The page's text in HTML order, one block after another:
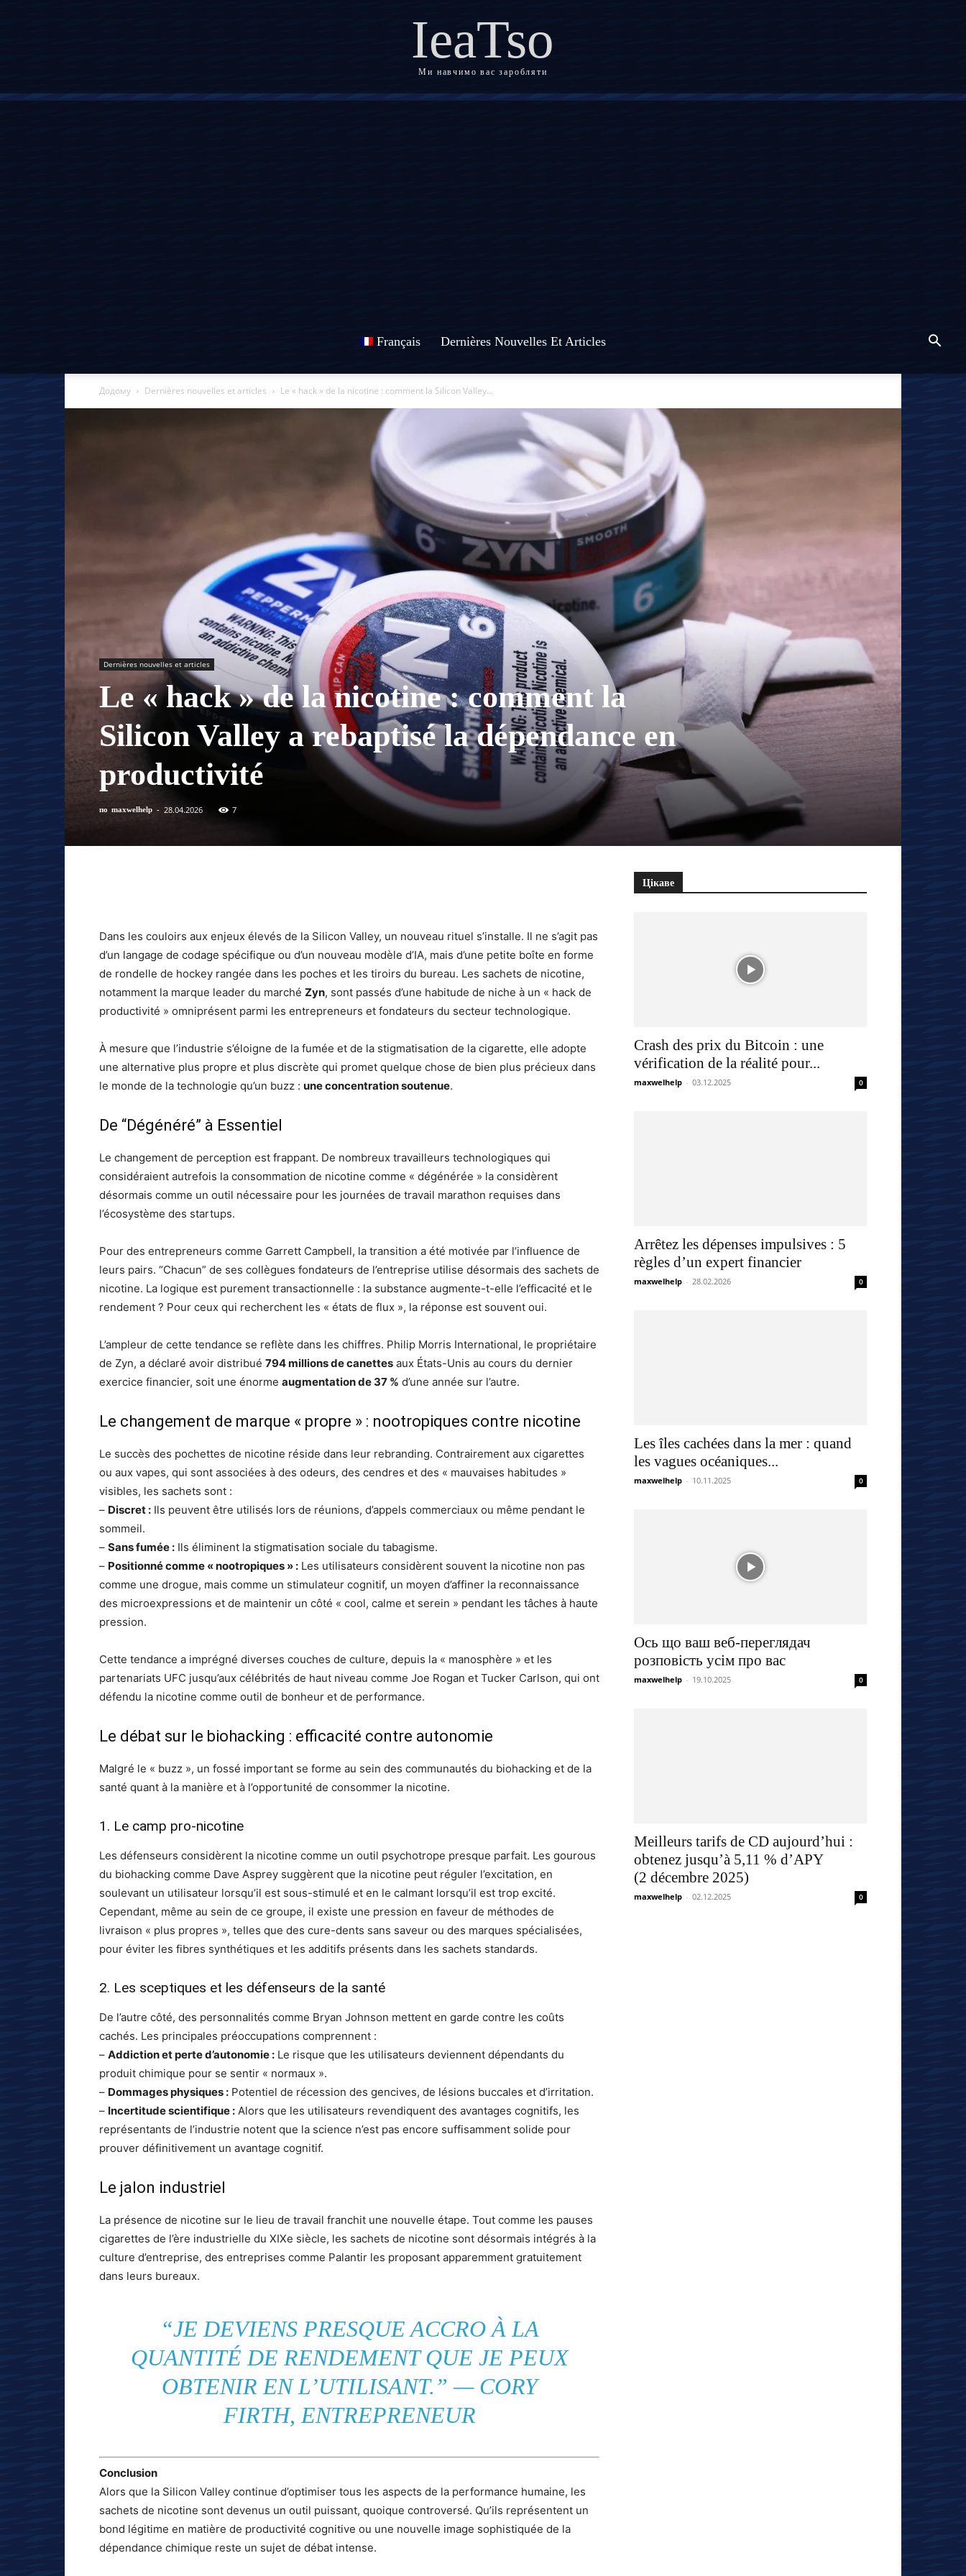
IeaTso
Ми навчимо вас заробляти
Français Dernières Nouvelles Et Articles
Додому Dernières nouvelles et articles Le « hack » de la nicotine : comment la Silicon Valley...
Dernières nouvelles et articles
Le « hack » de la nicotine : comment la
Silicon Valley a rebaptisé la dépendance en
productivité
по maxwelhelp - 28.04.2026 7
Dans les couloirs aux enjeux élevés de la Silicon Valley, un nouveau rituel s’installe. Il ne s’agit pas
d’un langage de codage spécifique ou d’un nouveau modèle d’IA, mais d’une petite boîte en forme
de rondelle de hockey rangée dans les poches et les tiroirs du bureau. Les sachets de nicotine,
notamment la marque leader du marché Zyn, sont passés d’une habitude de niche à un « hack de
productivité » omniprésent parmi les entrepreneurs et fondateurs du secteur technologique.
À mesure que l’industrie s’éloigne de la fumée et de la stigmatisation de la cigarette, elle adopte
une alternative plus propre et plus discrète qui promet quelque chose de bien plus précieux dans
le monde de la technologie qu’un buzz : une concentration soutenue.
De “Dégénéré” à Essentiel
Le changement de perception est frappant. De nombreux travailleurs technologiques qui
considéraient autrefois la consommation de nicotine comme « dégénérée » la considèrent
désormais comme un outil nécessaire pour les journées de travail marathon requises dans
l’écosystème des startups.
Pour des entrepreneurs comme Garrett Campbell, la transition a été motivée par l’influence de
leurs pairs. “Chacun” de ses collègues fondateurs de l’entreprise utilise désormais des sachets de
nicotine. La logique est purement transactionnelle : la substance augmente-t-elle l’efficacité et le
rendement ? Pour ceux qui recherchent les « états de flux », la réponse est souvent oui.
L’ampleur de cette tendance se reflète dans les chiffres. Philip Morris International, le propriétaire
de Zyn, a déclaré avoir distribué 794 millions de canettes aux États-Unis au cours du dernier
exercice financier, soit une énorme augmentation de 37 % d’une année sur l’autre.
Le changement de marque « propre » : nootropiques contre nicotine
Le succès des pochettes de nicotine réside dans leur rebranding. Contrairement aux cigarettes
ou aux vapes, qui sont associées à des odeurs, des cendres et des « mauvaises habitudes »
visibles, les sachets sont :
– Discret : Ils peuvent être utilisés lors de réunions, d’appels commerciaux ou même pendant le
sommeil.
– Sans fumée : Ils éliminent la stigmatisation sociale du tabagisme.
– Positionné comme « nootropiques » : Les utilisateurs considèrent souvent la nicotine non pas
comme une drogue, mais comme un stimulateur cognitif, un moyen d’affiner la reconnaissance
des microexpressions et de maintenir un côté « cool, calme et serein » pendant les tâches à haute
pression.
Cette tendance a imprégné diverses couches de culture, depuis la « manosphère » et les
partenariats UFC jusqu’aux célébrités de haut niveau comme Joe Rogan et Tucker Carlson, qui ont
défendu la nicotine comme outil de bonheur et de performance.
Le débat sur le biohacking : efficacité contre autonomie
Malgré le « buzz », un fossé important se forme au sein des communautés du biohacking et de la
santé quant à la manière et à l’opportunité de consommer la nicotine.
1. Le camp pro-nicotine
Les défenseurs considèrent la nicotine comme un outil psychotrope presque parfait. Les gourous
du biohacking comme Dave Asprey suggèrent que la nicotine peut réguler l’excitation, en
soulevant un utilisateur lorsqu’il est sous-stimulé et en le calmant lorsqu’il est trop excité.
Cependant, même au sein de ce groupe, il existe une pression en faveur de méthodes de
livraison « plus propres », telles que des cure-dents sans saveur ou des marques spécialisées,
pour éviter les fibres synthétiques et les additifs présents dans les sachets standards.
2. Les sceptiques et les défenseurs de la santé
De l’autre côté, des personnalités comme Bryan Johnson mettent en garde contre les coûts
cachés. Les principales préoccupations comprennent :
– Addiction et perte d’autonomie : Le risque que les utilisateurs deviennent dépendants du
produit chimique pour se sentir « normaux ».
– Dommages physiques : Potentiel de récession des gencives, de lésions buccales et d’irritation.
– Incertitude scientifique : Alors que les utilisateurs revendiquent des avantages cognitifs, les
représentants de l’industrie notent que la science n’est pas encore suffisamment solide pour
prouver définitivement un avantage cognitif.
Le jalon industriel
La présence de nicotine sur le lieu de travail franchit une nouvelle étape. Tout comme les pauses
cigarettes de l’ère industrielle du XIXe siècle, les sachets de nicotine sont désormais intégrés à la
culture d’entreprise, des entreprises comme Palantir les proposant apparemment gratuitement
dans leurs bureaux.
“JE DEVIENS PRESQUE ACCRO À LA
QUANTITÉ DE RENDEMENT QUE JE PEUX
OBTENIR EN L’UTILISANT.” — CORY
FIRTH, ENTREPRENEUR
Conclusion
Alors que la Silicon Valley continue d’optimiser tous les aspects de la performance humaine, les
sachets de nicotine sont devenus un outil puissant, quoique controversé. Qu’ils représentent un
bond légitime en matière de productivité cognitive ou une nouvelle image sophistiquée de la
dépendance chimique reste un sujet de débat intense.
Цікаве
Crash des prix du Bitcoin : une
vérification de la réalité pour...
maxwelhelp - 03.12.2025 0
Arrêtez les dépenses impulsives : 5
règles d’un expert financier
maxwelhelp - 28.02.2026 0
Les îles cachées dans la mer : quand
les vagues océaniques...
maxwelhelp - 10.11.2025 0
Ось що ваш веб-переглядач
розповість усім про вас
maxwelhelp - 19.10.2025 0
Meilleurs tarifs de CD aujourd’hui :
obtenez jusqu’à 5,11 % d’APY
(2 décembre 2025)
maxwelhelp - 02.12.2025 0